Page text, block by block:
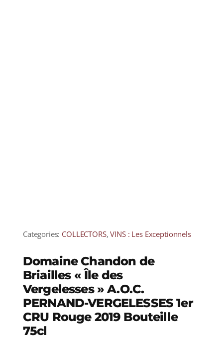
Categories: COLLECTORS,VINS : Les Exceptionnels
Domaine Chandon de
Briailles « Île des
Vergelesses » A.O.C.
PERNAND-VERGELESSES 1er
CRU Rouge 2019 Bouteille
75cl